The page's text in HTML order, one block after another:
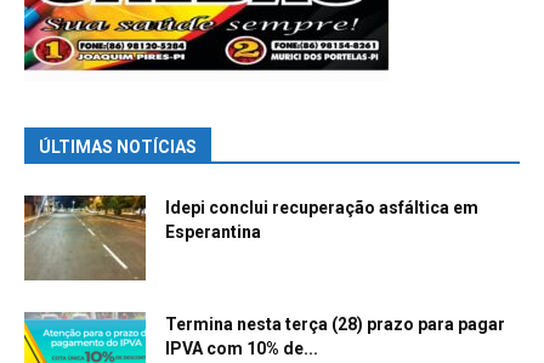
ÚLTIMAS NOTÍCIAS
Idepi conclui recuperação asfáltica em
Esperantina
Termina nesta terça (28) prazo para pagar
IPVA com 10% de...